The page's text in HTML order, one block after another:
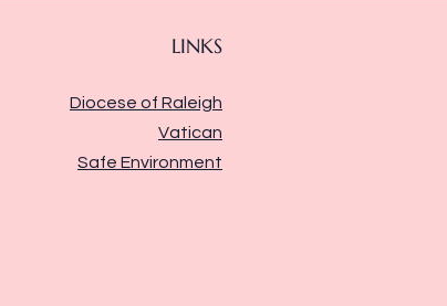
LINKS
Diocese of Raleigh
Vatican
Safe Environment